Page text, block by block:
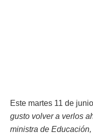
Este martes 11 de
gusto volver a verlos
ministra de